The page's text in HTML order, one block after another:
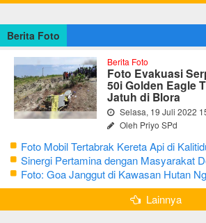
Berita Foto
Berita Foto
Foto Evakuasi
50i Golden Eagle
Jatuh di Blora
Selasa, 19 Juli 2022
Oleh Priyo SPd
Foto Mobil Tertabrak Kereta Api di
Sinergi Pertamina dengan Masyarakat
Foto: Goa Janggut di Kawasan Hutan
Bojonegoro
Lainnya